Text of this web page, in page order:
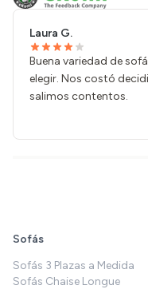
Laura G.
Buena variedad de
elegir. Nos costó
salimos contentos.
Sofás
Sofás 3 Plazas a Medida
Sofás Chaise Longue